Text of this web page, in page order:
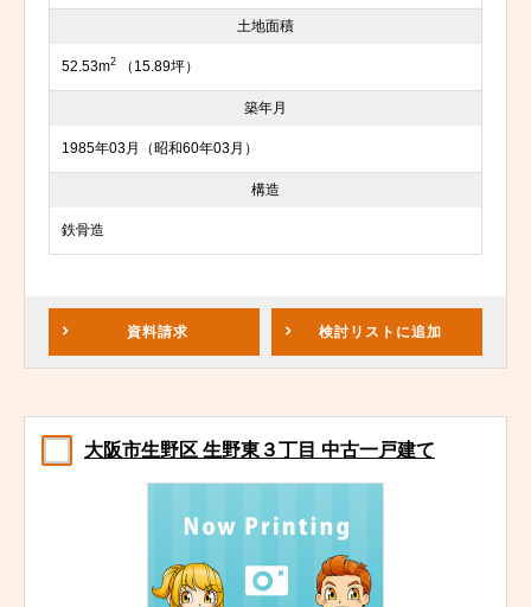
土地面積
52.53m2 （15.89坪）
築年月
1985年03月（昭和60年03月）
構造
鉄骨造
資料請求 検討リスト に追加
大阪市生野区 生野東３丁目 中古一戸建て